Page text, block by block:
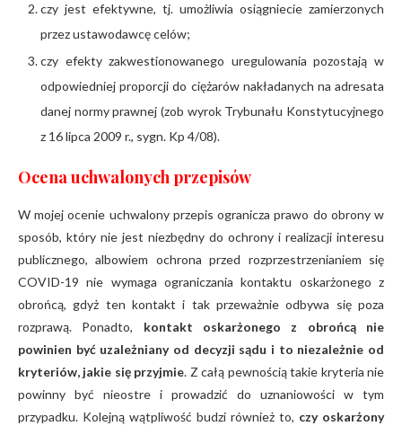
czy jest efektywne, tj. umożliwia osiągniecie zamierzonych
przez ustawodawcę celów;
czy efekty zakwestionowanego uregulowania pozostają w
odpowiedniej proporcji do ciężarów nakładanych na adresata
danej normy prawnej (zob wyrok Trybunału Konstytucyjnego
z 16 lipca 2009 r., sygn. Kp 4/08).
Ocena uchwalonych przepisów
W mojej ocenie uchwalony przepis ogranicza prawo do obrony w
sposób, który nie jest niezbędny do ochrony i realizacji interesu
publicznego, albowiem ochrona przed rozprzestrzenianiem się
COVID-19 nie wymaga ograniczania kontaktu oskarżonego z
obrońcą, gdyż ten kontakt i tak przeważnie odbywa się poza
rozprawą. Ponadto, kontakt oskarżonego z obrońcą nie
powinien być uzależniany od decyzji sądu i to niezależnie od
kryteriów, jakie się przyjmie. Z całą pewnością takie kryteria nie
powinny być nieostre i prowadzić do uznaniowości w tym
przypadku. Kolejną wątpliwość budzi również to, czy oskarżony